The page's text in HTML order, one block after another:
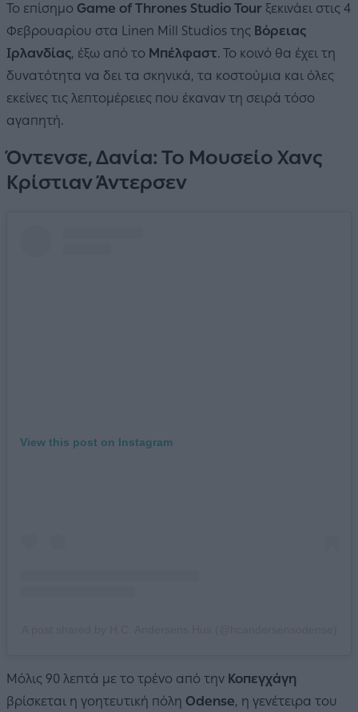
Το επίσημο Game of Thrones Studio Tour ξεκινάει στις 4
Φεβρουαρίου στα Linen Mill Studios της Βόρειας
Ιρλανδίας, έξω από το Μπέλφαστ. Το κοινό θα έχει τη
δυνατότητα να δει τα σκηνικά, τα κοστούμια και όλες
εκείνες τις λεπτομέρειες που έκαναν τη σειρά τόσο
αγαπητή.
Όντενσε, Δανία: Το Μουσείο Χανς
Κρίστιαν Άντερσεν
View this post on Instagram
Μόλις 90 λεπτά με το τρένο από την Κοπεγχάγη
βρίσκεται η γοητευτική πόλη Odense, η γενέτειρα του